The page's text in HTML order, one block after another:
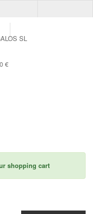
€
shopping cart